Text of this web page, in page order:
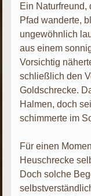
Ein Naturfreund,
Pfad wanderte,
ungewöhnlich
aus einem
Vorsichtig
schließlich den
Goldschrecke.
Halmen, doch
schimmerte im
Für einen
Heuschrecke
Doch solche